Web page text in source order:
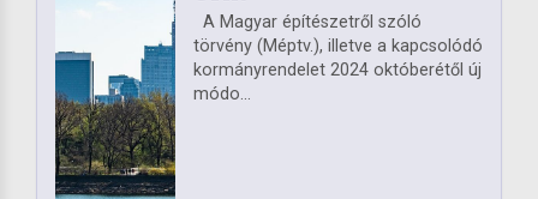
A Magyar építészetről szóló
törvény (Méptv.), illetve a kapcsolódó
kormányrendelet 2024 októberétől új
módo...